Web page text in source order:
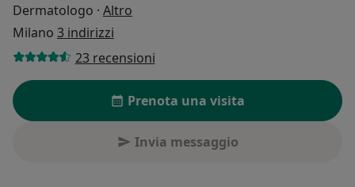
Dermatologo · Altro
Milano 3 indirizzi
23 recensioni
Prenota una visita
Invia messaggio